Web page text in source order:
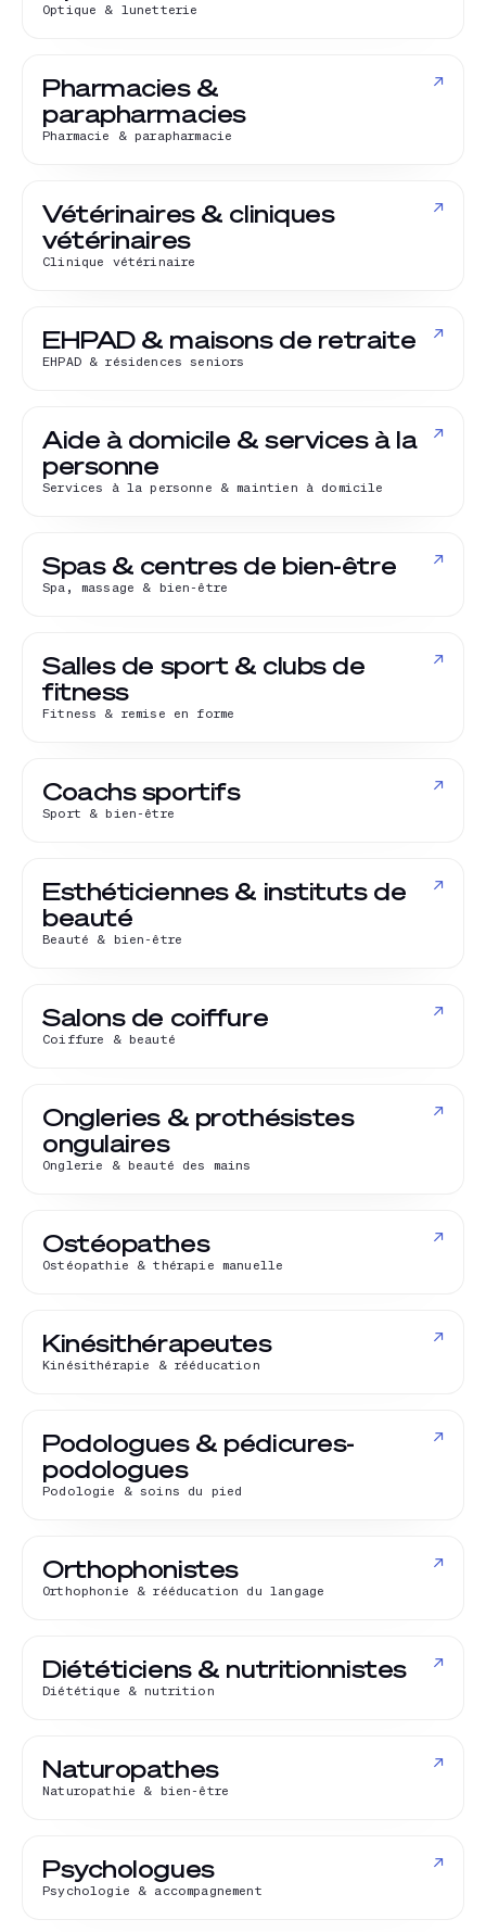
Optique & lunetterie
Pharmacies &
parapharmacies
Pharmacie & parapharmacie
↗
Vétérinaires & cliniques
vétérinaires
Clinique vétérinaire
↗
EHPAD & maisons de retraite
EHPAD & résidences seniors
↗
Aide à domicile & services à la
personne
Services à la personne & maintien à domicile
↗
Spas & centres de bien-être
Spa, massage & bien-être
↗
Salles de sport & clubs de
fitness
Fitness & remise en forme
↗
Coachs sportifs
Sport & bien-être
↗
Esthéticiennes & instituts de
beauté
Beauté & bien-être
↗
Salons de coiffure
Coiffure & beauté
↗
Ongleries & prothésistes
ongulaires
Onglerie & beauté des mains
↗
Ostéopathes
Ostéopathie & thérapie manuelle
↗
Kinésithérapeutes
Kinésithérapie & rééducation
↗
Podologues & pédicures-
podologues
Podologie & soins du pied
↗
Orthophonistes
Orthophonie & rééducation du langage
↗
Diététiciens & nutritionnistes
Diététique & nutrition
↗
Naturopathes
Naturopathie & bien-être
↗
Psychologues
Psychologie & accompagnement
↗